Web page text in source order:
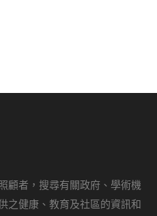
顧者，搜尋有關政府、學術機
之健康、教育及社區的資訊和